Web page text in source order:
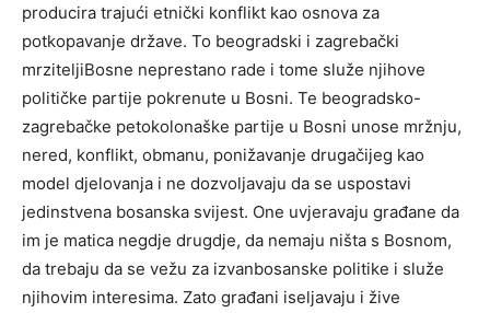
producira trajući etnički konflikt kao osnova za
potkopavanje države. To beogradski i zagrebački
mrziteljiBosne neprestano rade i tome služe njihove
političke partije pokrenute u Bosni. Te beogradsko-
zagrebačke petokolonaške partije u Bosni unose mržnju,
nered, konflikt, obmanu, ponižavanje drugačijeg kao
model djelovanja i ne dozvoljavaju da se uspostavi
jedinstvena bosanska svijest. One uvjeravaju građane da
im je matica negdje drugdje, da nemaju ništa s Bosnom,
da trebaju da se vežu za izvanbosanske politike i služe
njihovim interesima. Zato građani iseljavaju i žive